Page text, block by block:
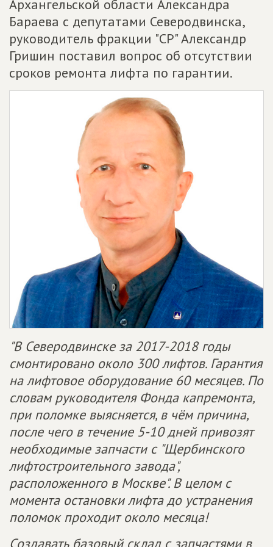
Архангельской области Александра
Бараева с депутатами Северодвинска,
руководитель фракции "СР" Александр
Гришин поставил вопрос об отсутствии
сроков ремонта лифта по гарантии.
"В Северодвинске за 2017-2018 годы
смонтировано около 300 лифтов. Гарантия
на лифтовое оборудование 60 месяцев. По
словам руководителя Фонда капремонта,
при поломке выясняется, в чём причина,
после чего в течение 5-10 дней привозят
необходимые запчасти с "Щербинского
лифтостроительного завода",
расположенного в Москве". В целом с
момента остановки лифта до устранения
поломок проходит около месяца!
Создавать базовый склад с запчастями в